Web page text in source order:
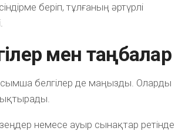
беріп, тұлғаның әртүрлі
мен таңбалар
белгілер де маңызды. Оларды
немесе ауыр сынақтар ретінде